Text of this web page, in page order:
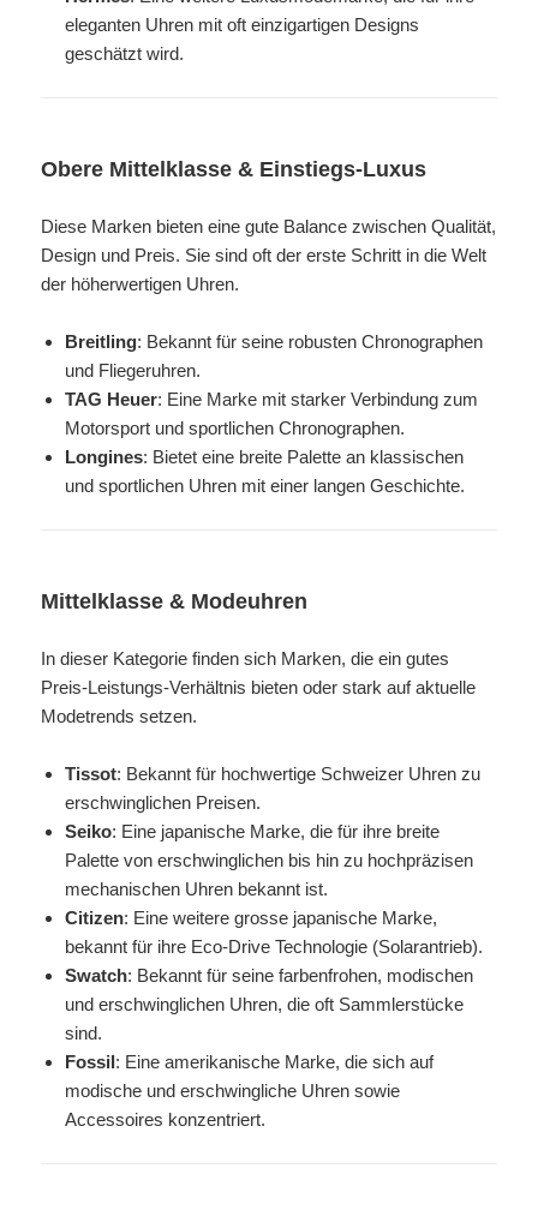
eleganten Uhren mit oft einzigartigen Designs
geschätzt wird.
Obere Mittelklasse & Einstiegs-Luxus
Diese Marken bieten eine gute Balance zwischen Qualität,
Design und Preis. Sie sind oft der erste Schritt in die Welt
der höherwertigen Uhren.
Breitling: Bekannt für seine robusten Chronographen
und Fliegeruhren.
TAG Heuer: Eine Marke mit starker Verbindung zum
Motorsport und sportlichen Chronographen.
Longines: Bietet eine breite Palette an klassischen
und sportlichen Uhren mit einer langen Geschichte.
Mittelklasse & Modeuhren
In dieser Kategorie finden sich Marken, die ein gutes
Preis-Leistungs-Verhältnis bieten oder stark auf aktuelle
Modetrends setzen.
Tissot: Bekannt für hochwertige Schweizer Uhren zu
erschwinglichen Preisen.
Seiko: Eine japanische Marke, die für ihre breite
Palette von erschwinglichen bis hin zu hochpräzisen
mechanischen Uhren bekannt ist.
Citizen: Eine weitere grosse japanische Marke,
bekannt für ihre Eco-Drive Technologie (Solarantrieb).
Swatch: Bekannt für seine farbenfrohen, modischen
und erschwinglichen Uhren, die oft Sammlerstücke
sind.
Fossil: Eine amerikanische Marke, die sich auf
modische und erschwingliche Uhren sowie
Accessoires konzentriert.